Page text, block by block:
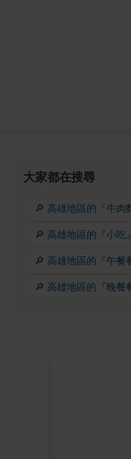
大家都在搜尋
🔎 高雄地區的『牛肉
🔎 高雄地區的『小吃
🔎 高雄地區的『午餐
🔎 高雄地區的『晚餐